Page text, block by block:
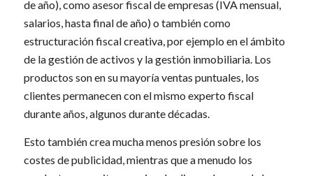
de año), como asesor fiscal de empresas (IVA mensual,
salarios, hasta final de año) o también como
estructuración fiscal creativa, por ejemplo en el ámbito
de la gestión de activos y la gestión inmobiliaria. Los
productos son en su mayoría ventas puntuales, los
clientes permanecen con el mismo experto fiscal
durante años, algunos durante décadas.
Esto también crea mucha menos presión sobre los
costes de publicidad, mientras que a menudo los